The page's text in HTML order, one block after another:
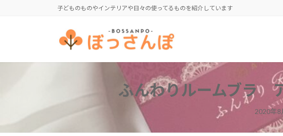
へ
ョ
子どものものやインテリアや日々の使ってるものを紹介しています
ふんわりルームブラ
2020年8